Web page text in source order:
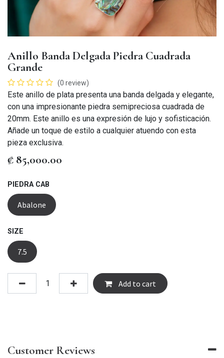
Anillo Banda Delgada Piedra Cuadrada
Grande
(0 review)
Este anillo de plata presenta una banda delgada y elegante,
con una impresionante piedra semipreciosa cuadrada de
20mm. Este anillo es una expresión de lujo y sofisticación.
Añade un toque de estilo a cualquier atuendo con esta
pieza exclusiva.
₡ 85,000.00
PIEDRA CAB
Abalone
SIZE
7.5
Add to cart
Customer Reviews